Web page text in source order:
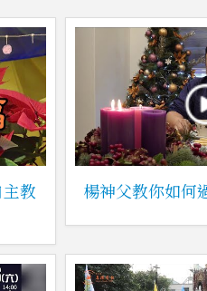
教
楊神父教你如何